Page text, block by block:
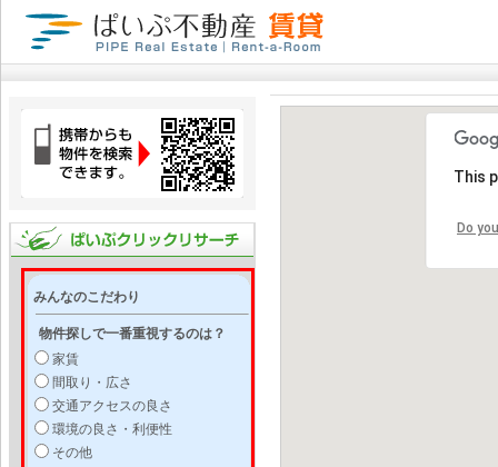
みんなのこだわり
物件探しで一番重視するのは？
家賃
間取り・広さ
交通アクセスの良さ
環境の良さ・利便性
その他
This
Do